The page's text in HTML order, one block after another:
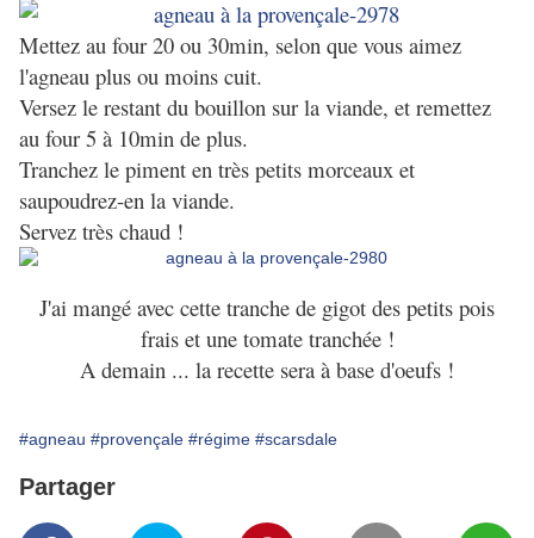
Mettez au four 20 ou 30min, selon que vous aimez
l'agneau plus ou moins cuit.
Versez le restant du bouillon sur la viande, et remettez
au four 5 à 10min de plus.
Tranchez le piment en très petits morceaux et
saupoudrez-en la viande.
Servez très chaud !
J'ai mangé avec cette tranche de gigot des petits pois
frais et une tomate tranchée !
A demain ... la recette sera à base d'oeufs !
#agneau #provençale #régime #scarsdale
Partager